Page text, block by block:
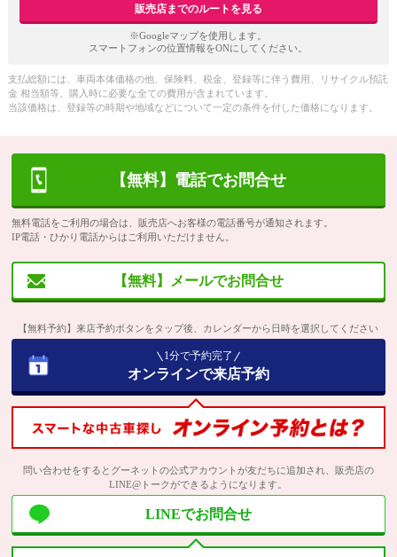
販売店までのルートを見る
※Googleマップを使用します。
スマートフォンの位置情報をONにしてください。
支払総額には、車両本体価格の他、保険料、税金、登録等に伴う費用、リサイクル預託
金 相当額等、購入時に必要な全ての費用が含まれています。
当該価格は、登録等の時期や地域などについて一定の条件を付した価格になります。
【無料】電話でお問合せ
無料電話をご利用の場合は、販売店へお客様の電話番号が通知されます。
IP電話・ひかり電話からはご利用いただけません。
【無料】メールでお問合せ
【無料予約】来店予約ボタンをタップ後、カレンダーから日時を選択してください
1分で予約完了
オンラインで来店予約
問い合わせをするとグーネットの公式アカウントが友だちに追加され、販売店の
LINE@トークができるようになります。
LINEでお問合せ